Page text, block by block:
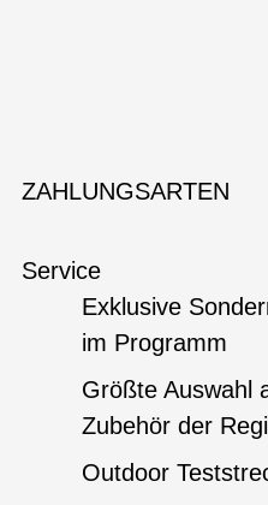
ZAHLUNGSARTEN
Service
Exklusive
im Programm
Größte Auswahl
Zubehör der
Outdoor